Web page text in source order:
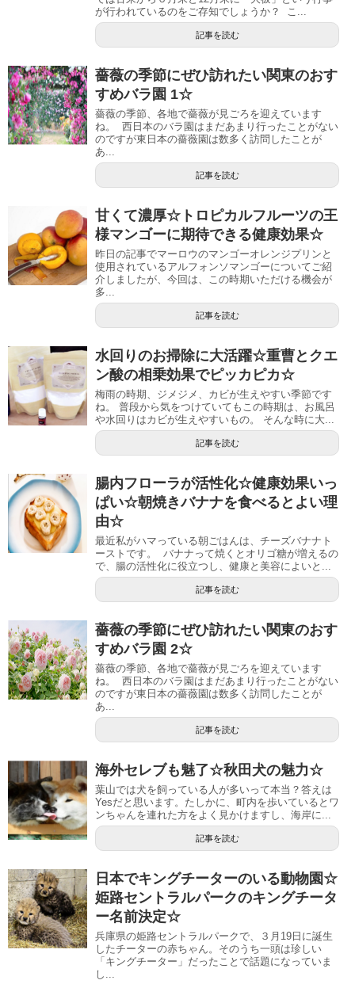
が行われているのをご存知でしょうか？ こ...
記事を読む
薔薇の季節にぜひ訪れたい関東のおす
すめバラ園 1☆
薔薇の季節、各地で薔薇が見ごろを迎えています
ね。 西日本のバラ園はまだあまり行ったことがない
のですが東日本の薔薇園は数多く訪問したことが
あ...
記事を読む
甘くて濃厚☆トロピカルフルーツの王
様マンゴーに期待できる健康効果☆
昨日の記事でマーロウのマンゴーオレンジプリンと
使用されているアルフォンソマンゴーについてご紹
介しましたが、今回は、この時期いただける機会が
多...
記事を読む
水回りのお掃除に大活躍☆重曹とクエ
ン酸の相乗効果でピッカピカ☆
梅雨の時期、ジメジメ、カビが生えやすい季節です
ね。 普段から気をつけていてもこの時期は、お風呂
や水回りはカビが生えやすいもの。 そんな時に大...
記事を読む
腸内フローラが活性化☆健康効果いっ
ぱい☆朝焼きバナナを食べるとよい理
由☆
最近私がハマっている朝ごはんは、チーズバナナト
ーストです。 バナナって焼くとオリゴ糖が増えるの
で、腸の活性化に役立つし、健康と美容によいと...
記事を読む
薔薇の季節にぜひ訪れたい関東のおす
すめバラ園 2☆
薔薇の季節、各地で薔薇が見ごろを迎えています
ね。 西日本のバラ園はまだあまり行ったことがない
のですが東日本の薔薇園は数多く訪問したことが
あ...
記事を読む
海外セレブも魅了☆秋田犬の魅力☆
葉山では犬を飼っている人が多いって本当？答えは
Yesだと思います。たしかに、町内を歩いているとワ
ンちゃんを連れた方をよく見かけますし、海岸に...
記事を読む
日本でキングチーターのいる動物園☆
姫路セントラルパークのキングチータ
ー名前決定☆
兵庫県の姫路セントラルパークで、３月19日に誕生
したチーターの赤ちゃん。そのうち一頭は珍しい
「キングチーター」だったことで話題になっていま
し...